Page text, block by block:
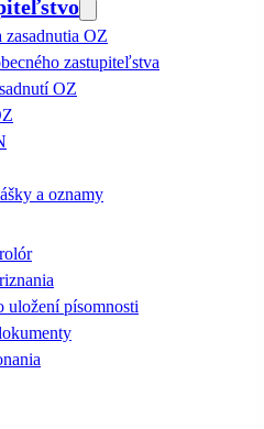
zasadnutia OZ
zastupiteľstva
OZ
a oznamy
uložení písomnosti